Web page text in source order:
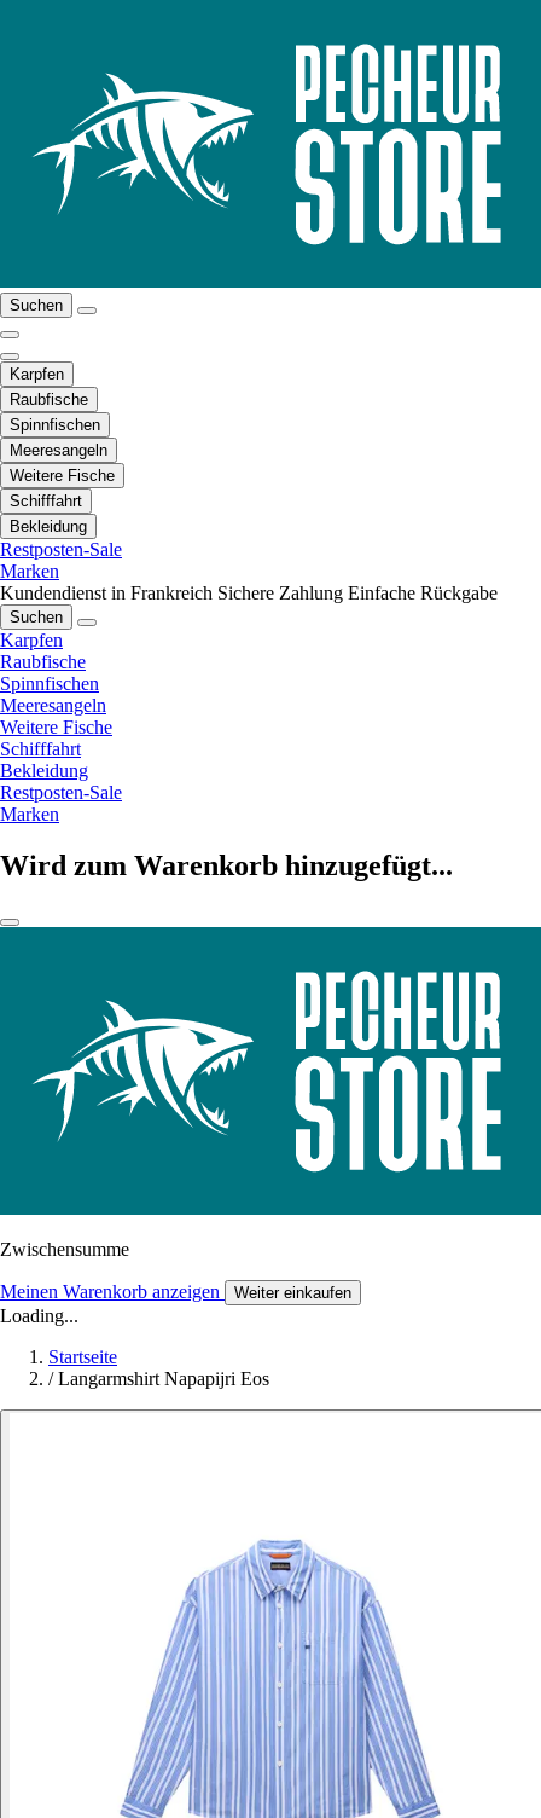
Suchen
Karpfen
Raubfische
Spinnfischen
Meeresangeln
Weitere Fische
Schifffahrt
Bekleidung
Restposten-Sale
Marken
Kundendienst in Frankreich Sichere Zahlung Einfache Rückgabe
Suchen
Karpfen
Raubfische
Spinnfischen
Meeresangeln
Weitere Fische
Schifffahrt
Bekleidung
Restposten-Sale
Marken
Wird zum Warenkorb hinzugefügt...
Zwischensumme
Meinen Warenkorb anzeigen Weiter einkaufen
Loading...
Startseite
/ Langarmshirt Napapijri Eos